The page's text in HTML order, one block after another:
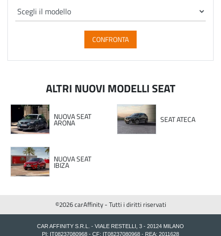
CONFRONTA
ALTRI NUOVI MODELLI SEAT
NUOVA SEAT
ARONA SEAT ATECA
NUOVA SEAT
IBIZA
©2026 carAffinity - Tutti i diritti riservati
CAR AFFINITY S.R.L. - VIALE RESTELLI, 3 - 20124 MILANO
PI: IT08237080968 - CF: IT08237080968 - REA: 2011628